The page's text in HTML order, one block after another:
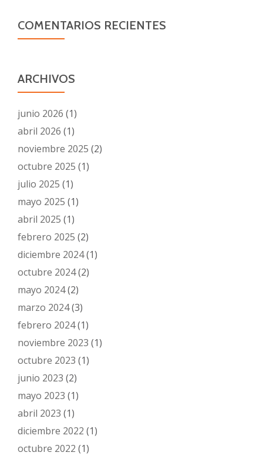
COMENTARIOS RECIENTES
ARCHIVOS
junio 2026 (1)
abril 2026 (1)
noviembre 2025 (2)
octubre 2025 (1)
julio 2025 (1)
mayo 2025 (1)
abril 2025 (1)
febrero 2025 (2)
diciembre 2024(1)
octubre 2024(2)
mayo 2024(2)
marzo 2024(3)
febrero 2024(1)
noviembre 2023 (1)
octubre 2023 (1)
junio 2023 (2)
mayo 2023 (1)
abril 2023 (1)
diciembre 2022 (1)
octubre 2022 (1)